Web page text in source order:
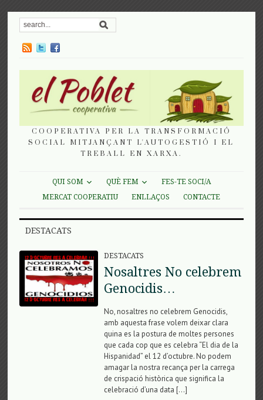
COOPERATIVA PER LA TRANSFORMACIÓ
SOCIAL MITJANÇANT L'AUTOGESTIÓ I EL
TREBALL EN XARXA.
QUI SOM QUÈ FEM
FES-TE SOCI/A
MERCAT COOPERATIU
ENLLAÇOS CONTACTE
DESTACATS
DESTACATS
Nosaltres No celebrem
Genocidis…
No, nosaltres no celebrem Genocidis,
amb aquesta frase volem deixar clara
quina es la postura de moltes persones
que cada cop que es celebra “El dia de la
Hispanidad” el 12 d’octubre. No podem
amagar la nostra recança per la carrega
de crispació històrica que significa la
celebració d’una data […]